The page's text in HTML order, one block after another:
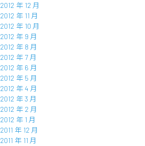
2012 年 12 月
2012 年 11 月
2012 年 10 月
2012 年 9 月
2012 年 8 月
2012 年 7 月
2012 年 6 月
2012 年 5 月
2012 年 4 月
2012 年 3 月
2012 年 2 月
2012 年 1 月
2011 年 12 月
2011 年 11 月